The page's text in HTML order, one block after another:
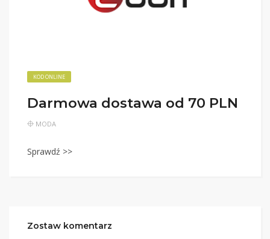
KOD ONLINE
Darmowa dostawa od 70 PLN
MODA
Sprawdź >>
Zostaw komentarz